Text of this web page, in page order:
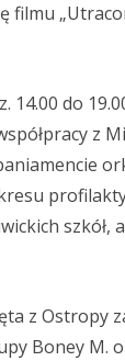
filmu
do
z
szkół,
z Ostropy
Boney M.